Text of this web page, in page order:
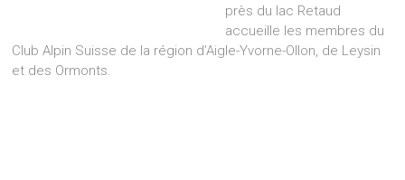
près du lac Retaud
accueille les membres du
Club Alpin Suisse de la région d’Aigle-Yvorne-Ollon, de Leysin
et des Ormonts.